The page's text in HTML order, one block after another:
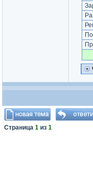
Страница 1 из 1